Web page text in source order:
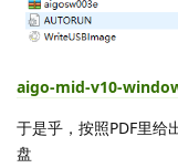
aigo-mid-v10-
于是乎，按照PDF里给
盘